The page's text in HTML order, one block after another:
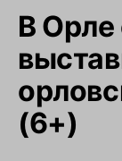
В Орле
(6+)